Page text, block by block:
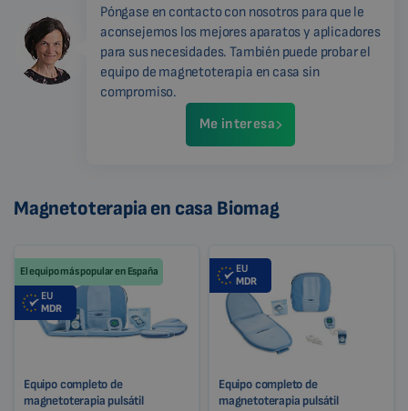
Póngase en contacto con nosotros para que le
aconsejemos los mejores aparatos y aplicadores
para sus necesidades. También puede probar el
equipo de magnetoterapia en casa sin
compromiso.
Me interesa
Magnetoterapia en casa Biomag
El equipo más popular en España
EU
MDR
Equipo completo de
magnetoterapia pulsátil
EU
MDR
Equipo completo de
magnetoterapia pulsátil